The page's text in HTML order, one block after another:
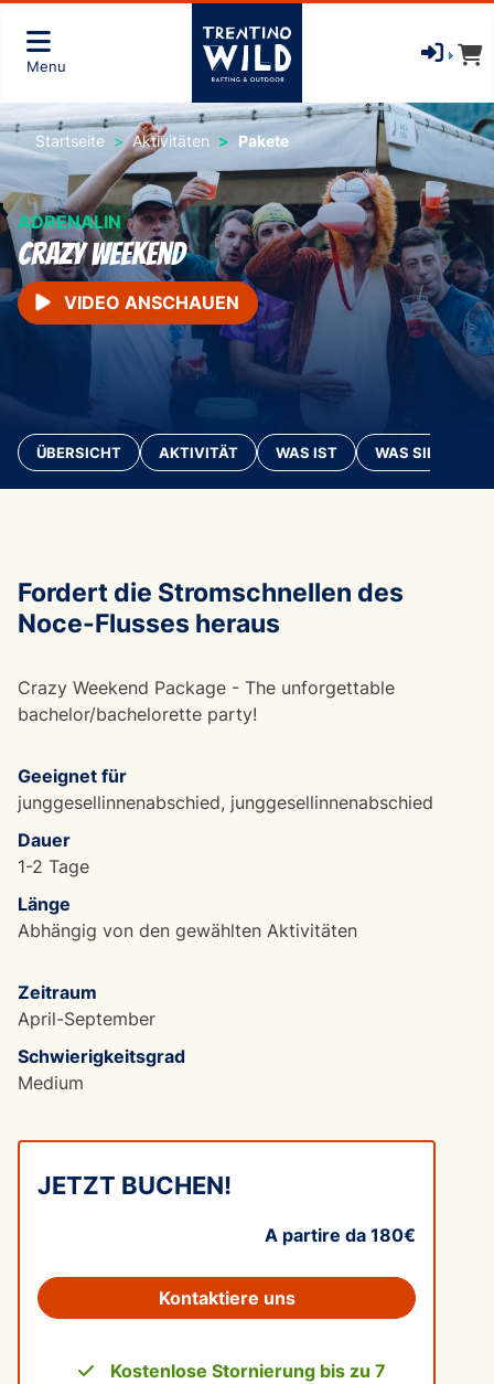
Menu
Startseite Aktivitäten Pakete
ADRENALIN
Crazy weekend
VIDEO ANSCHAUEN
ÜBERSICHT AKTIVITÄT WAS IST WAS SIE
Fordert die Stromschnellen des
Noce-Flusses heraus
Crazy Weekend Package - The unforgettable
bachelor/bachelorette party!
Geeignet für
junggesellinnenabschied, junggesellinnenabschied
Dauer
1-2 Tage
Länge
Abhängig von den gewählten Aktivitäten
Zeitraum
April-September
Schwierigkeitsgrad
Medium
JETZT BUCHEN!
A partire da 180€
Kontaktiere uns
Kostenlose Stornierung bis zu 7